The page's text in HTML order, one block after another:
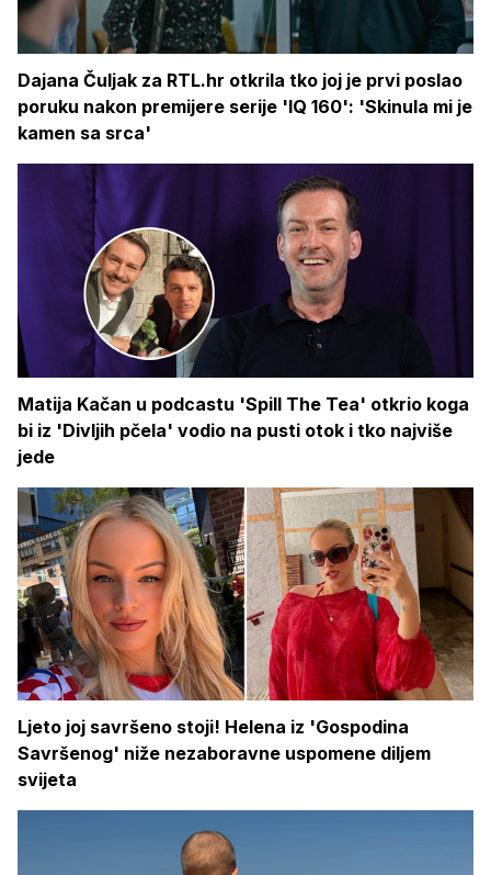
Dajana Čuljak za RTL.hr otkrila tko joj je prvi poslao
poruku nakon premijere serije 'IQ 160': 'Skinula mi je
kamen sa srca'
Matija Kačan u podcastu 'Spill The Tea' otkrio koga
bi iz 'Divljih pčela' vodio na pusti otok i tko najviše
jede
Ljeto joj savršeno stoji! Helena iz 'Gospodina
Savršenog' niže nezaboravne uspomene diljem
svijeta